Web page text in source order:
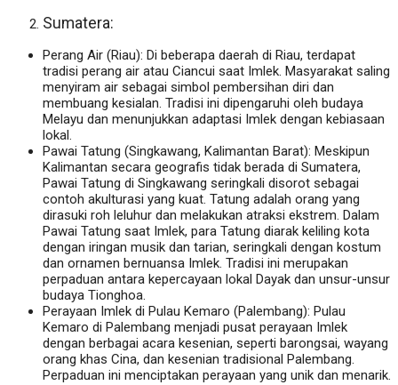
Sumatera:
Perang Air (Riau): Di beberapa daerah di Riau, terdapat
tradisi perang air atau Ciancui saat Imlek. Masyarakat saling
menyiram air sebagai simbol pembersihan diri dan
membuang kesialan. Tradisi ini dipengaruhi oleh budaya
Melayu dan menunjukkan adaptasi Imlek dengan kebiasaan
lokal.
Pawai Tatung (Singkawang, Kalimantan Barat): Meskipun
Kalimantan secara geografis tidak berada di Sumatera,
Pawai Tatung di Singkawang seringkali disorot sebagai
contoh akulturasi yang kuat. Tatung adalah orang yang
dirasuki roh leluhur dan melakukan atraksi ekstrem. Dalam
Pawai Tatung saat Imlek, para Tatung diarak keliling kota
dengan iringan musik dan tarian, seringkali dengan kostum
dan ornamen bernuansa Imlek. Tradisi ini merupakan
perpaduan antara kepercayaan lokal Dayak dan unsur-unsur
budaya Tionghoa.
Perayaan Imlek di Pulau Kemaro (Palembang): Pulau
Kemaro di Palembang menjadi pusat perayaan Imlek
dengan berbagai acara kesenian, seperti barongsai, wayang
orang khas Cina, dan kesenian tradisional Palembang.
Perpaduan ini menciptakan perayaan yang unik dan menarik.